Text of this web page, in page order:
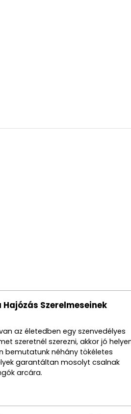
Szerelmeseinek
az életedben egy szenvedélyes
szeretnél szerezni, akkor jó
bemutatunk néhány tökéletes
garantáltan mosolyt csalnak
arcára.